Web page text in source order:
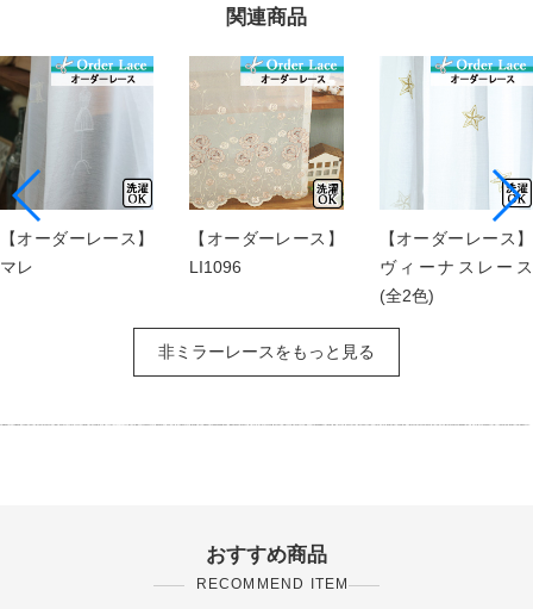
関連商品
【オーダーレース】
マレ
【オーダーレース】
LI1096
【オーダーレース】
ヴィーナスレース
(全2色)
非ミラーレースをもっと見る
おすすめ商品
RECOMMEND ITEM